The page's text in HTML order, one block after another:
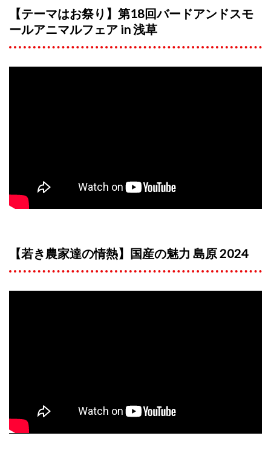
【テーマはお祭り】第18回バードアンドスモ
ールアニマルフェア in 浅草
【若き農家達の情熱】国産の魅力 島原 2024